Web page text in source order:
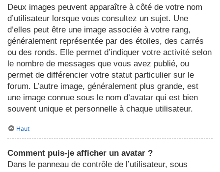
Deux images peuvent apparaître à côté de votre nom
d’utilisateur lorsque vous consultez un sujet. Une
d’elles peut être une image associée à votre rang,
généralement représentée par des étoiles, des carrés
ou des ronds. Elle permet d’indiquer votre activité selon
le nombre de messages que vous avez publié, ou
permet de différencier votre statut particulier sur le
forum. L’autre image, généralement plus grande, est
une image connue sous le nom d’avatar qui est bien
souvent unique et personnelle à chaque utilisateur.
Haut
Comment puis-je afficher un avatar ?
Dans le panneau de contrôle de l’utilisateur, sous